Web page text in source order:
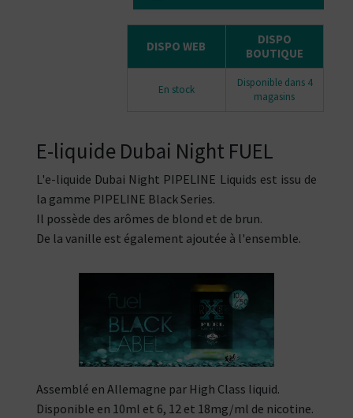
DISPO WEB
DISPO
BOUTIQUE
En stock
Disponible dans 4
magasins
E-liquide Dubai Night FUEL
L'e-liquide Dubai Night PIPELINE Liquids est issu de
la gamme PIPELINE Black Series.
Il possède des arômes de blond et de brun.
De la vanille est également ajoutée à l'ensemble.
Assemblé en Allemagne par High Class liquid.
Disponible en 10ml et 6, 12 et 18mg/ml de nicotine.